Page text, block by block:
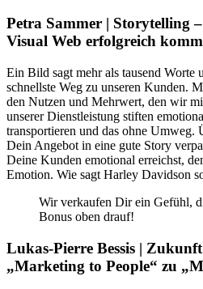
Petra Sammer | Storytelling
Visual Web erfolgreich
Ein Bild sagt mehr als tausend Worte
schnellste Weg zu unseren Kunden.
den Nutzen und Mehrwert, den wir
unserer Dienstleistung stiften
transportieren und das ohne Umweg.
Dein Angebot in eine gute Story
Deine Kunden emotional erreichst,
Emotion. Wie sagt Harley Davidson
Wir verkaufen Dir ein Gefühl,
Bonus oben drauf!
Lukas-Pierre Bessis |
„Marketing to People“ zu